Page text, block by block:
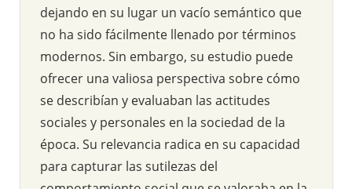
dejando en su lugar un vacío semántico que
no ha sido fácilmente llenado por términos
modernos. Sin embargo, su estudio puede
ofrecer una valiosa perspectiva sobre cómo
se describían y evaluaban las actitudes
sociales y personales en la sociedad de la
época. Su relevancia radica en su capacidad
para capturar las sutilezas del